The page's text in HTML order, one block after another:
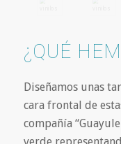
¿QUÉ
Diseñamos unas
cara frontal de
compañía